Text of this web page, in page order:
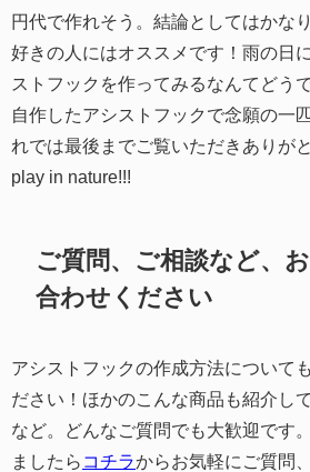
円代で作れそう。結論としてはかな
好きの人にはオススメです！雨の日
ストフックを作ってみるなんてどう
自作したアシストフックで念願の一
れでは最後までご覧いただきありが
play in nature!!!
ご質問、ご相談など、
合わせください
アシストフックの作成方法について
ださい！ほかのこんな商品も紹介し
など。どんなご質問でも大歓迎です
ましたら コチラからお気軽にご質問